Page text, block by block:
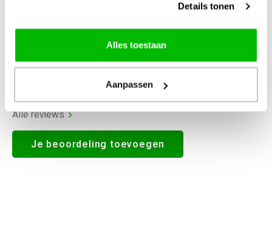
Details tonen
Alles toestaan
Aanpassen
Alle reviews
Je beoordeling toevoegen